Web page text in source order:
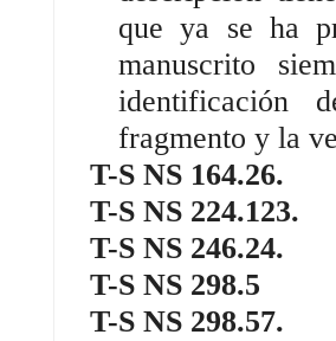
que ya se ha
manuscrito
identificación
fragmento y la
T-S NS 164.26.
T-S NS 224.123.
T-S NS 246.24.
T-S NS 298.5
T-S NS 298.57.